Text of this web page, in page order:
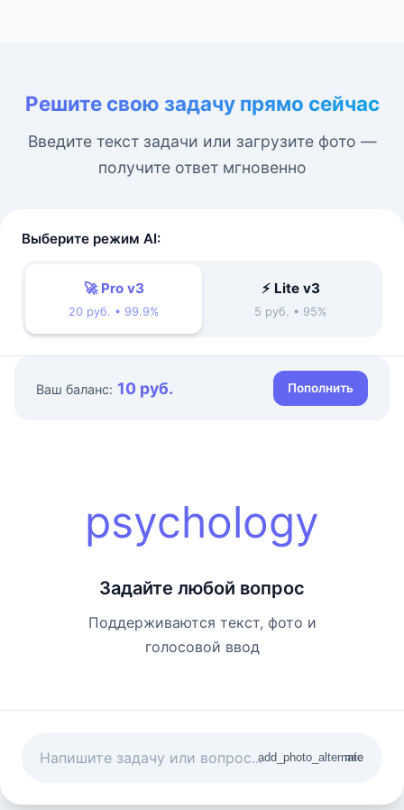
Решите свою задачу прямо сейчас
Введите текст задачи или загрузите фото —
получите ответ мгновенно
Выберите режим AI:
🚀 Pro v3
20 руб. • 99.9%
⚡ Lite v3
5 руб. • 95%
Ваш баланс: 10 руб. Пополнить
psychology
Задайте любой вопрос
Поддерживаются текст, фото и
голосовой ввод
add_photo_alternate
mic